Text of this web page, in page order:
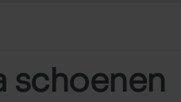
gratuite en magasins
schoenen